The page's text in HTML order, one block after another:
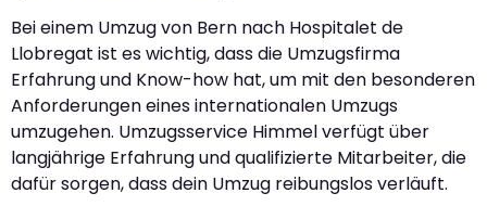
Bei einem Umzug von Bern nach Hospitalet de
Llobregat ist es wichtig, dass die Umzugsfirma
Erfahrung und Know-how hat, um mit den besonderen
Anforderungen eines internationalen Umzugs
umzugehen. Umzugsservice Himmel verfügt über
langjährige Erfahrung und qualifizierte Mitarbeiter, die
dafür sorgen, dass dein Umzug reibungslos verläuft.